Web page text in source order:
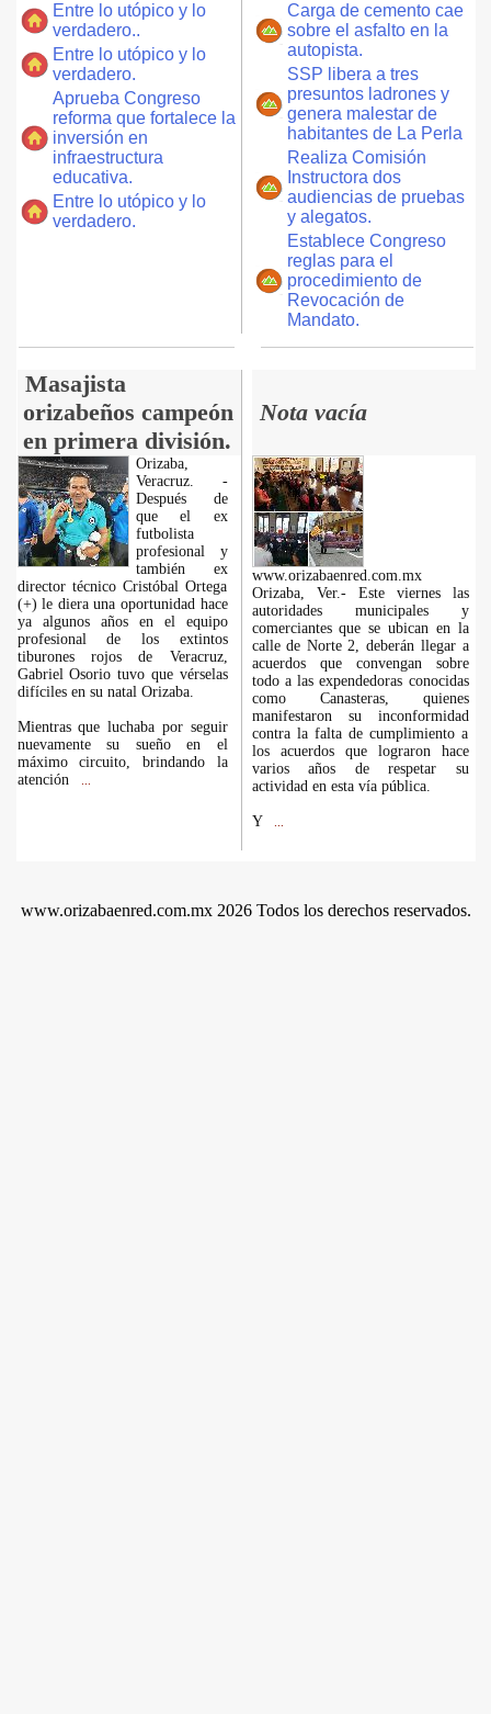
Entre lo utópico y lo
verdadero..
Entre lo utópico y lo
verdadero.
Aprueba Congreso
reforma que fortalece la
inversión en
infraestructura
educativa.
Entre lo utópico y lo
verdadero.
Carga de cemento cae
sobre el asfalto en la
autopista.
SSP libera a tres
presuntos ladrones y
genera malestar de
habitantes de La Perla
Realiza Comisión
Instructora dos
audiencias de pruebas
y alegatos.
Establece Congreso
reglas para el
procedimiento de
Revocación de
Mandato.
Masajista
orizabeños campeón
en primera división.
Nota vacía
Orizaba,
Veracruz. -
Después de
que el ex
futbolista
profesional y
también ex
director técnico Cristóbal Ortega
(+) le diera una oportunidad hace
ya algunos años en el equipo
profesional de los extintos
tiburones rojos de Veracruz,
Gabriel Osorio tuvo que vérselas
difíciles en su natal Orizaba.
Mientras que luchaba por seguir
nuevamente su sueño en el
máximo circuito, brindando la
atención
www.orizabaenred.com.mx
Orizaba, Ver.- Este viernes las
autoridades municipales y
comerciantes que se ubican en la
calle de Norte 2, deberán llegar a
acuerdos que convengan sobre
todo a las expendedoras conocidas
como Canasteras, quienes
manifestaron su inconformidad
contra la falta de cumplimiento a
los acuerdos que lograron hace
varios años de respetar su
actividad en esta vía pública.
Y
www.orizabaenred.com.mx 2026 Todos los derechos reservados.